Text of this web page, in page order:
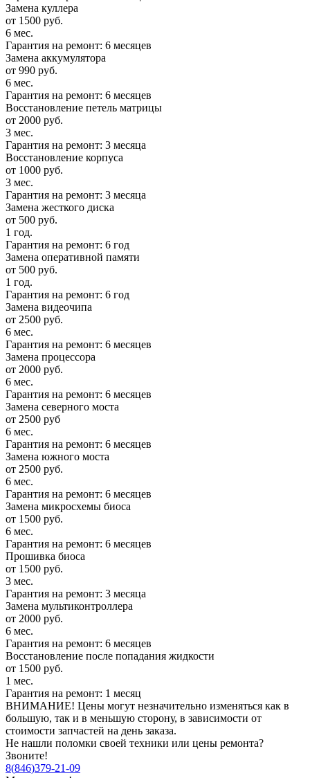
Замена куллера
от 1500 руб.
6 мес.
Гарантия на ремонт: 6 месяцев
Замена аккумулятора
от 990 руб.
6 мес.
Гарантия на ремонт: 6 месяцев
Восстановление петель матрицы
от 2000 руб.
3 мес.
Гарантия на ремонт: 3 месяца
Восстановление корпуса
от 1000 руб.
3 мес.
Гарантия на ремонт: 3 месяца
Замена жесткого диска
от 500 руб.
1 год.
Гарантия на ремонт: 6 год
Замена оперативной памяти
от 500 руб.
1 год.
Гарантия на ремонт: 6 год
Замена видеочипа
от 2500 руб.
6 мес.
Гарантия на ремонт: 6 месяцев
Замена процессора
от 2000 руб.
6 мес.
Гарантия на ремонт: 6 месяцев
Замена северного моста
от 2500 руб
6 мес.
Гарантия на ремонт: 6 месяцев
Замена южного моста
от 2500 руб.
6 мес.
Гарантия на ремонт: 6 месяцев
Замена микросхемы биоса
от 1500 руб.
6 мес.
Гарантия на ремонт: 6 месяцев
Прошивка биоса
от 1500 руб.
3 мес.
Гарантия на ремонт: 3 месяца
Замена мультиконтроллера
от 2000 руб.
6 мес.
Гарантия на ремонт: 6 месяцев
Восстановление после попадания жидкости
от 1500 руб.
1 мес.
Гарантия на ремонт: 1 месяц
ВНИМАНИЕ! Цены могут незначительно изменяться как в
большую, так и в меньшую сторону, в зависимости от
стоимости запчастей на день заказа.
Не нашли поломки своей техники или цены ремонта?
Звоните!
8(846)379-21-09